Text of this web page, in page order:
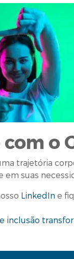
o
trajetória
suas
LinkedIn e
inclusão